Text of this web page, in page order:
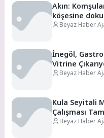
Akın:
köşesine
Beyaz Haber
İnegöl,
Vitrine
Beyaz Haber
Kula Seyitali
Çalışması
Beyaz Haber